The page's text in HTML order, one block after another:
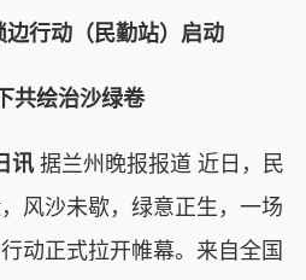
边行动（民勤站）启动
共绘治沙绿卷
讯 据兰州晚报报道 近日，民
风沙未歇，绿意正生，一场
动正式拉开帷幕。来自全国